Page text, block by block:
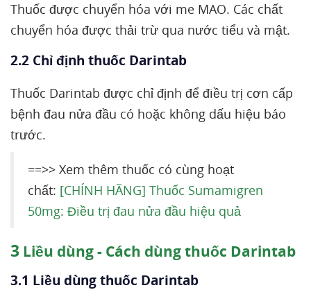
Thuốc được chuyển hóa với me MAO. Các chất
chuyển hóa được thải trừ qua nước tiểu và mật.
2.2 Chỉ định thuốc Darintab
Thuốc Darintab được chỉ định để điều trị cơn cấp
bệnh đau nửa đầu có hoặc không dấu hiệu báo
trước.
==>> Xem thêm thuốc có cùng hoạt
chất: [CHÍNH HÃNG] Thuốc Sumamigren
50mg: Điều trị đau nửa đầu hiệu quả
3 Liều dùng - Cách dùng thuốc Darintab
3.1 Liều dùng thuốc Darintab